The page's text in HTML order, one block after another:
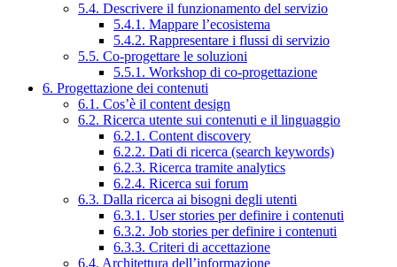
5.4. Descrivere il funzionamento del servizio
5.4.1. Mappare l’ecosistema
5.4.2. Rappresentare i flussi di servizio
5.5. Co-progettare le soluzioni
5.5.1. Workshop di co-progettazione
6. Progettazione dei contenuti
6.1. Cos’è il content design
6.2. Ricerca utente sui contenuti e il linguaggio
6.2.1. Content discovery
6.2.2. Dati di ricerca (search keywords)
6.2.3. Ricerca tramite analytics
6.2.4. Ricerca sui forum
6.3. Dalla ricerca ai bisogni degli utenti
6.3.1. User stories per definire i contenuti
6.3.2. Job stories per definire i contenuti
6.3.3. Criteri di accettazione
6.4. Architettura dell’informazione